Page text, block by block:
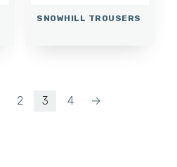
SNOWHILL TROUSERS
2 3 4 →